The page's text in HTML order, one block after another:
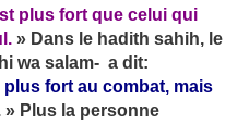
plus fort que celui qui
» Dans le hadith sahih, le
wa salam- a dit:
fort au combat, mais
» Plus la personne